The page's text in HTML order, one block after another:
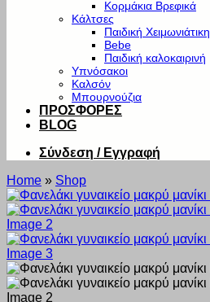
Κορμάκια Βρεφικά
Κάλτσες
Παιδική Χειμωνιάτικη
Bebe
Παιδική καλοκαιρινή
Υπνόσακοι
Καλσόν
Μπουρνούζια
ΠΡΟΣΦΟΡΕΣ
BLOG
Σύνδεση / Εγγραφή
Home » Shop